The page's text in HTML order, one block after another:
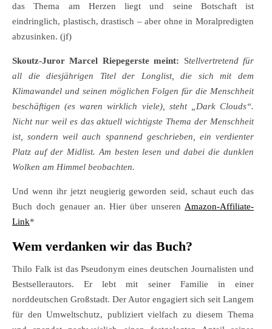
das Thema am Herzen liegt und seine Botschaft ist
eindringlich, plastisch, drastisch – aber ohne in Moralpredigten
abzusinken. (jf)
Skoutz-Juror Marcel Riepegerste meint: Stellvertretend für
all die diesjährigen Titel der Longlist, die sich mit dem
Klimawandel und seinen möglichen Folgen für die Menschheit
beschäftigen (es waren wirklich viele), steht „Dark Clouds“.
Nicht nur weil es das aktuell wichtigste Thema der Menschheit
ist, sondern weil auch spannend geschrieben, ein verdienter
Platz auf der Midlist. Am besten lesen und dabei die dunklen
Wolken am Himmel beobachten.
Und wenn ihr jetzt neugierig geworden seid, schaut euch das
Buch doch genauer an. Hier über unseren Amazon-Affiliate-
Link*
Wem verdanken wir das Buch?
Thilo Falk ist das Pseudonym eines deutschen Journalisten und
Bestsellerautors. Er lebt mit seiner Familie in einer
norddeutschen Großstadt. Der Autor engagiert sich seit Langem
für den Umweltschutz, publiziert vielfach zu diesem Thema